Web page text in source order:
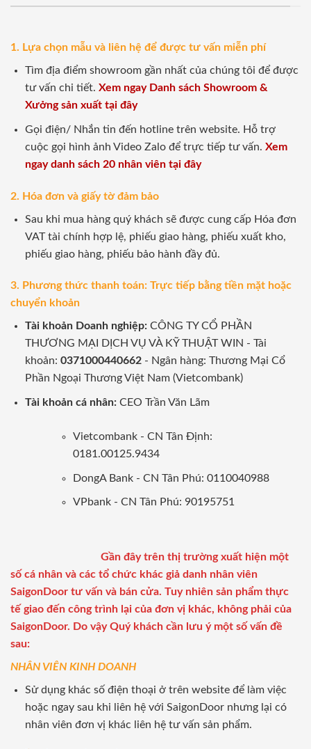
1. Lựa chọn mẫu và liên hệ để được tư vấn miễn phí
Tìm địa điểm showroom gần nhất của chúng tôi để được
tư vấn chi tiết. Xem ngay Danh sách Showroom &
Xưởng sản xuất tại đây
Gọi điện/ Nhắn tin đến hotline trên website. Hỗ trợ
cuộc gọi hình ảnh Video Zalo để trực tiếp tư vấn. Xem
ngay danh sách 20 nhân viên tại đây
2. Hóa đơn và giấy tờ đảm bảo
Sau khi mua hàng quý khách sẽ được cung cấp Hóa đơn
VAT tài chính hợp lệ, phiếu giao hàng, phiếu xuất kho,
phiếu giao hàng, phiếu bảo hành đầy đủ.
3. Phương thức thanh toán: Trực tiếp bằng tiền mặt hoặc
chuyển khoản
Tài khoản Doanh nghiệp:CÔNG TY CỔ PHẦN
THƯƠNG MẠI DỊCH VỤ VÀ KỸ THUẬT WIN - Tài
khoản: 0371000440662- Ngân hàng: Thương Mại Cổ
Phần Ngoại Thương Việt Nam (Vietcombank)
Tài khoản cá nhân: CEO Trần Văn Lãm
Vietcombank - CN Tân Định:
0181.00125.9434
DongA Bank - CN Tân Phú: 0110040988
VPbank - CN Tân Phú: 90195751
Gần đây trên thị trường xuất hiện một
số cá nhân và các tổ chức khác giả danh nhân viên
SaigonDoor tư vấn và bán cửa. Tuy nhiên sản phẩm thực
tế giao đến công trình lại của đơn vị khác, không phải của
SaigonDoor. Do vậy Quý khách cần lưu ý một số vấn đề
sau:
NHÂN VIÊN KINH DOANH
Sử dụng khác số điện thoại ở trên website để làm việc
hoặc ngay sau khi liên hệ với SaigonDoor nhưng lại có
nhân viên đơn vị khác liên hệ tư vấn sản phẩm.